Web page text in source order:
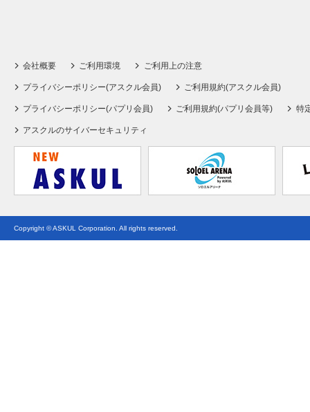
会社概要 ご利用環境 ご利用上の注意
プライバシーポリシー(アスクル会員) ご利用規約(アスクル会員)
プライバシーポリシー(パプリ会員) ご利用規約(パプリ会員等) 特
アスクルのサイバーセキュリティ
Copyright © ASKUL Corporation. All rights reserved.